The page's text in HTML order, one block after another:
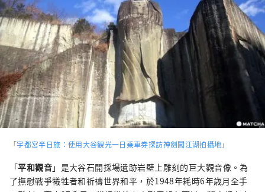
「宇都宮半日旅：使用大谷観光一日乗車券探訪神劍闖江湖拍攝地」
「平和觀音」是大谷石開採場遺跡岩壁上雕刻的巨大觀音像。為
了撫慰戰爭犧牲者和祈禱世界和平，於1948年耗時6年歳月全手